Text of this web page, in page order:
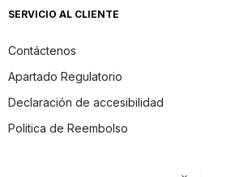
SERVICIO AL CLIENTE
Contáctenos
Apartado Regulatorio
Declaración de accesibilidad
Politica de Reembolso